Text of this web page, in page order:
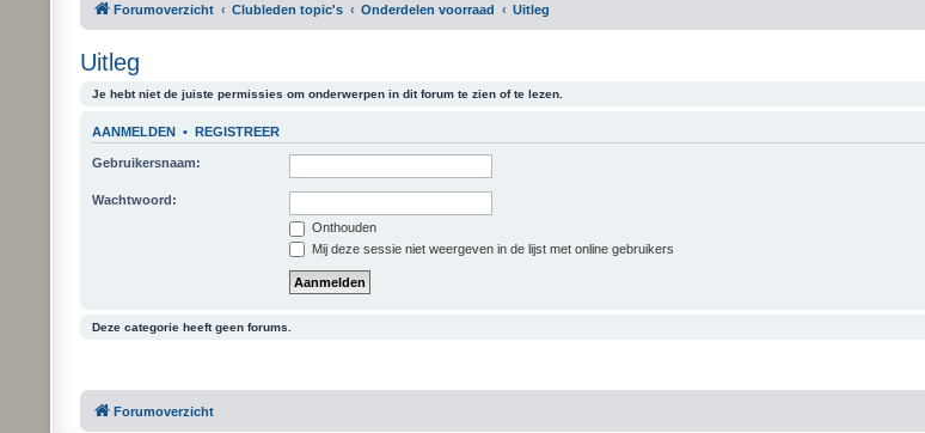
Forumoverzicht Clubleden topic's Onderdelen voorraad Uitleg
Uitleg
Je hebt niet de juiste permissies om onderwerpen in dit forum te zien of te lezen.
AANMELDEN •REGISTREER
Gebruikersnaam:
Wachtwoord:
Onthouden
Mij deze sessie niet weergeven in de lijst met online gebruikers
Deze categorie heeft geen forums.
Forumoverzicht